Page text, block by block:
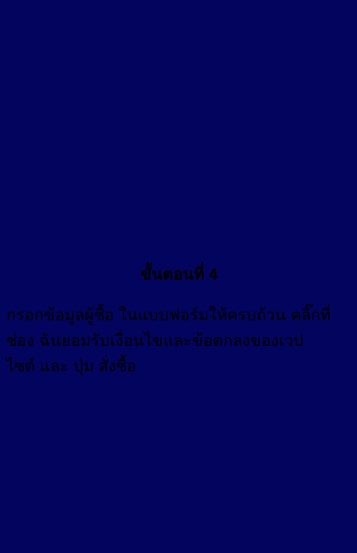
ขั้นตอนที่ 4
กรอกข้อมูลผู้ซื้อ ในแบบฟอร์มให้ครบถ้วน คลิ๊กที่
ช่อง ฉันยอมรับเงื่อนไขและข้อตกลงของเวป
ไซต์ และ ปุ่ม สั่งซื้อ